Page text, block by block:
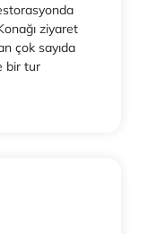
ziyaret
çok sayıda
bir tur